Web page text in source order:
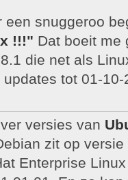
een snuggeroo
!!!" Dat boeit me
die net als
tot 01-
versies van
zit op
Enterprise